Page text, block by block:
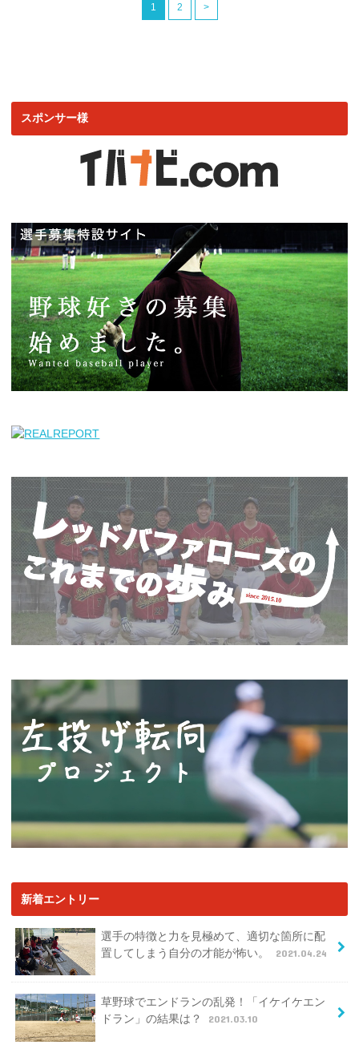
1 2 >
スポンサー様
新着エントリー
選手の特徴と力を見極めて、適切な箇所に配
置してしまう自分の才能が怖い。
2021.04.24
草野球でエンドランの乱発！「イケイケエン
ドラン」の結果は？
2021.03.10